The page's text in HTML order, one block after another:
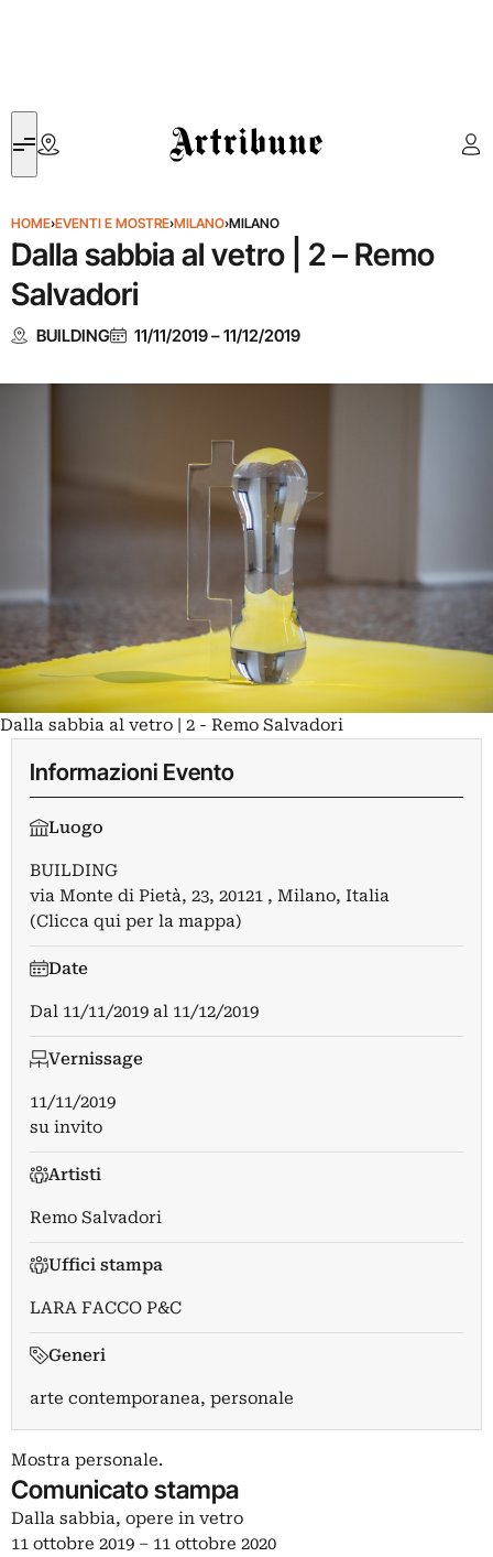
Artribune
HOME›EVENTI E MOSTRE›MILANO›MILANO
Dalla sabbia al vetro | 2 – Remo
Salvadori
BUILDING 11/11/2019–11/12/2019
Dalla sabbia al vetro | 2 - Remo Salvadori
Informazioni Evento
Luogo
BUILDING
via Monte di Pietà, 23, 20121 , Milano, Italia
(Clicca qui per la mappa)
Date
Dal 11/11/2019 al 11/12/2019
Vernissage
11/11/2019
su invito
Artisti
Remo Salvadori
Uffici stampa
LARA FACCO P&C
Generi
arte contemporanea, personale
Mostra personale.
Comunicato stampa
Dalla sabbia, opere in vetro
11 ottobre 2019 – 11 ottobre 2020